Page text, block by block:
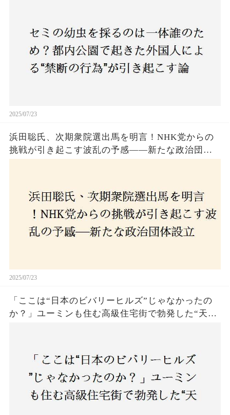
2025/07/23
浜田聡氏、次期衆院選出馬を明言！NHK党からの
挑戦が引き起こす波乱の予感——新たな政治団体
2025/07/23
「ここは“日本のビバリーヒルズ”じゃなかったの
か？」ユーミンも住む高級住宅街で勃発した“天井